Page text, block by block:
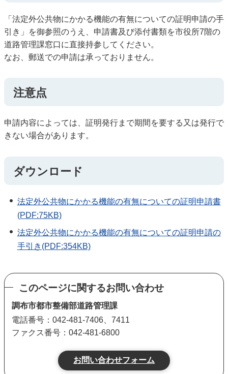
「法定外公共物にかかる機能の有無についての証明申請の手
引き」を御参照のうえ、申請書及び添付書類を市役所7階の
道路管理課窓口に直接持参してください。
なお、郵送での申請は承っておりません。
注意点
申請内容によっては、証明発行まで期間を要する又は発行で
きない場合があります。
ダウンロード
法定外公共物にかかる機能の有無についての証明申請書
(PDF:75KB)
法定外公共物にかかる機能の有無についての証明申請の
手引き(PDF:354KB)
このページに関するお問い合わせ
調布市都市整備部道路管理課
電話番号：042-481-7406、7411
ファクス番号：042-481-6800